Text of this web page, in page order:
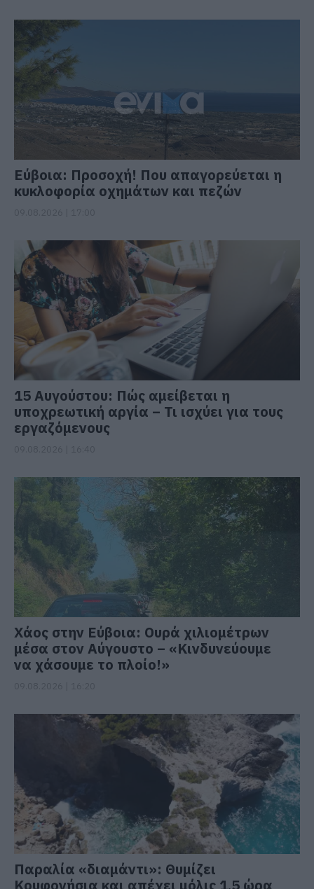
Εύβοια: Προσοχή! Που απαγορεύεται η
κυκλοφορία οχημάτων και πεζών
15 Αυγούστου: Πώς αμείβεται η
υποχρεωτική αργία – Τι ισχύει για τους
εργαζόμενους
Χάος στην Εύβοια: Ουρά χιλιομέτρων
μέσα στον Αύγουστο – «Κινδυνεύουμε
να χάσουμε το πλοίο!»
Παραλία «διαμάντι»: Θυμίζει
Κουφονήσια και απέχει μόλις 1,5 ώρα